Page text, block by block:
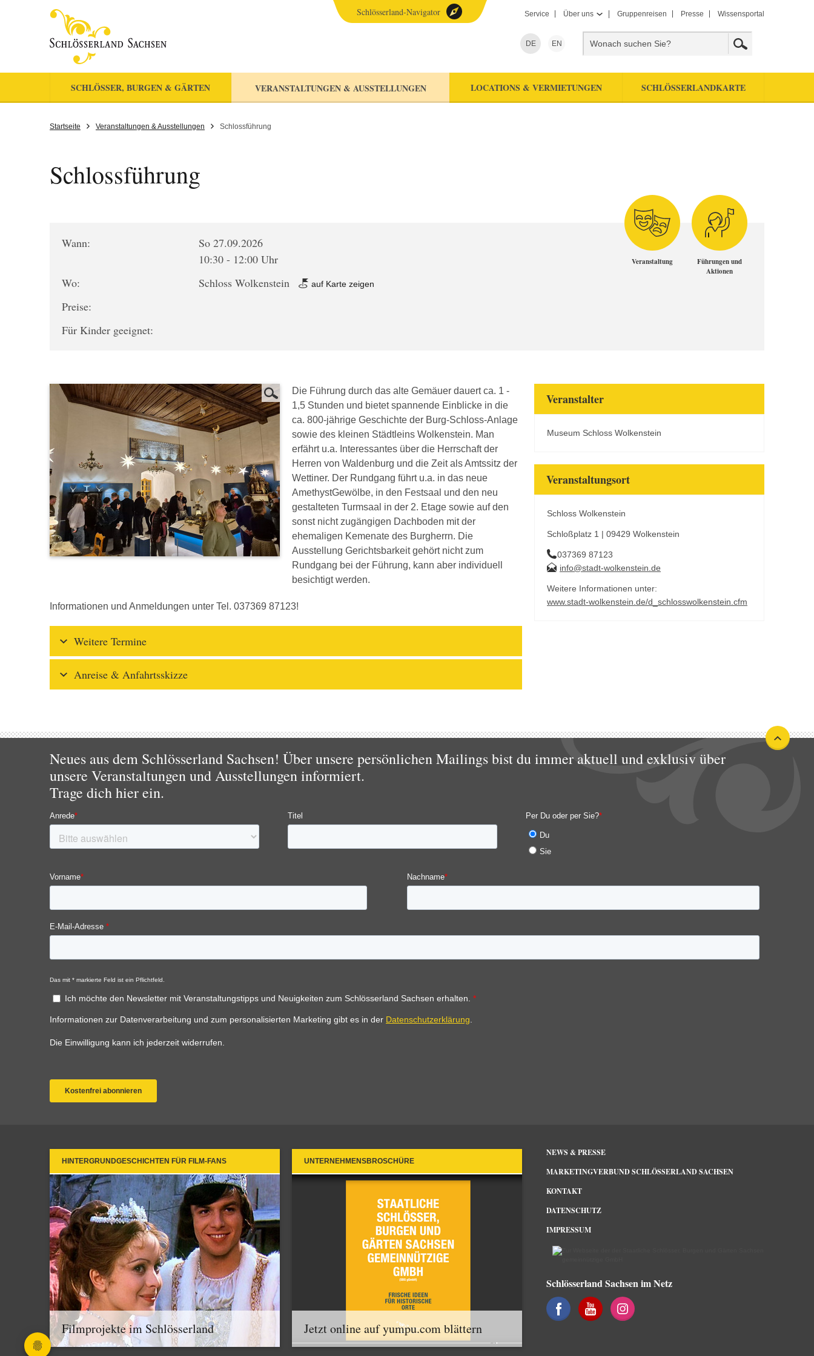
Service Über uns Gruppenreisen Presse Wissensportal
DE EN
SCHLÖSSER, BURGEN & GÄRTEN VERANSTALTUNGEN & AUSSTELLUNGEN LOCATIONS & VERMIETUNGEN SCHLÖSSERLANDKARTE
Schlösserland-Navigator
Startseite Veranstaltungen & Ausstellungen Schlossführung
Schlossführung
Wann:
So 27.09.2026
10:30 - 12:00 Uhr
Wo:
Schloss Wolkenstein auf Karte zeigen
Preise:
Für Kinder geeignet:
Veranstaltung
Führungen und
Aktionen
Die Führung durch das alte Gemäuer dauert ca. 1 -
1,5 Stunden und bietet spannende Einblicke in die
ca. 800-jährige Geschichte der Burg-Schloss-Anlage
sowie des kleinen Städtleins Wolkenstein. Man
erfährt u.a. Interessantes über die Herrschaft der
Herren von Waldenburg und die Zeit als Amtssitz der
Wettiner. Der Rundgang führt u.a. in das neue
AmethystGewölbe, in den Festsaal und den neu
gestalteten Turmsaal in der 2. Etage sowie auf den
sonst nicht zugängigen Dachboden mit der
ehemaligen Kemenate des Burgherrn. Die
Ausstellung Gerichtsbarkeit gehört nicht zum
Rundgang bei der Führung, kann aber individuell
besichtigt werden.
Informationen und Anmeldungen unter Tel. 037369 87123!
Weitere Termine
Anreise & Anfahrtsskizze
Veranstalter
Museum Schloss Wolkenstein
Veranstaltungsort
Schloss Wolkenstein
Schloßplatz 1 | 09429 Wolkenstein
037369 87123
info@stadt-wolkenstein.de
Weitere Informationen unter:
www.stadt-wolkenstein.de/d_schlosswolkenstein.cfm
Neues aus dem Schlösserland Sachsen! Über unsere persönlichen Mailings bist du immer aktuell und exklusiv über
unsere Veranstaltungen und Ausstellungen informiert.
Trage dich hier ein.
HINTERGRUNDGESCHICHTEN FÜR FILM-FANS
Filmprojekte im Schlösserland
UNTERNEHMENSBROSCHÜRE
Jetzt online auf yumpu.com blättern
NEWS & PRESSE
MARKETINGVERBUND SCHLÖSSERLAND SACHSEN
KONTAKT
DATENSCHUTZ
IMPRESSUM
Schlösserland Sachsen im Netz